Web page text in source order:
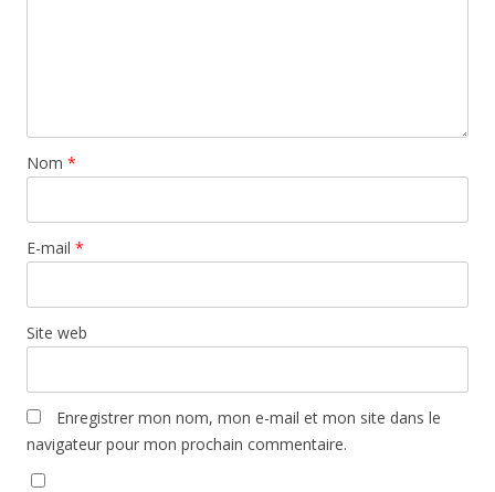
Nom *
E-mail *
Site web
Enregistrer mon nom, mon e-mail et mon site dans le
navigateur pour mon prochain commentaire.